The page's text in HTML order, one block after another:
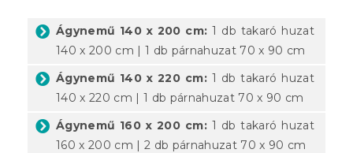
Ágynemű 140 x 200 cm: 1 db takaró huzat
140 x 200 cm | 1 db párnahuzat 70 x 90 cm
Ágynemű 140 x 220 cm: 1 db takaró huzat
140 x 220 cm | 1 db párnahuzat 70 x 90 cm
Ágynemű 160 x 200 cm: 1 db takaró huzat
160 x 200 cm | 2 db párnahuzat 70 x 90 cm